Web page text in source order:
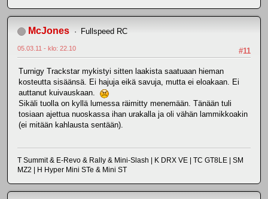
McJones Fullspeed RC
#11
05.03.11 - klo: 22.10
Turnigy Trackstar mykistyi sitten laakista saatuaan hieman
kosteutta sisäänsä. Ei hajuja eikä savuja, mutta ei eloakaan. Ei
auttanut kuivauskaan.
Sikäli tuolla on kyllä lumessa räimitty menemään. Tänään tuli
tosiaan ajettua nuoskassa ihan urakalla ja oli vähän lammikkoakin
(ei mitään kahlausta sentään).
T Summit & E-Revo & Rally & Mini-Slash | K DRX VE | TC GT8LE | SM
MZ2 | H Hyper Mini STe & Mini ST